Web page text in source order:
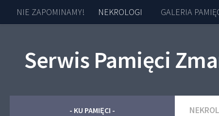
Skip to content
NIE ZAPOMINAMY! NEKROLOGI GALERIA
Serwis Pamięci
- KU PAMIĘCI -